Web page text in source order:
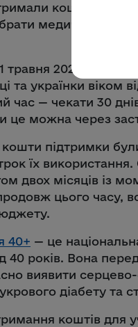
кошти до 1
медичний
2026 року
та українки віком
час — чекати 30
це можна через
підтримки були
їх
двох місяців із
цього часу,
40+ — це
40 років. Вона
виявити
діабету та
коштів для